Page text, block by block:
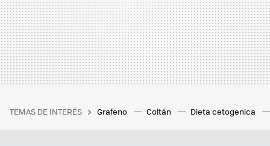
TEMAS DE INTERÉS Grafeno Coltán Dieta cetogenica